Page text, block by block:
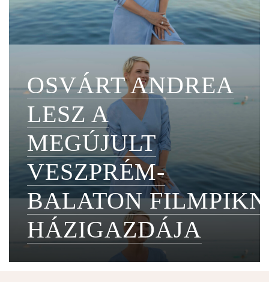
OSVÁRT ANDREA
LESZ A
MEGÚJULT
VESZPRÉM-
BALATON
HÁZIGAZDÁJA